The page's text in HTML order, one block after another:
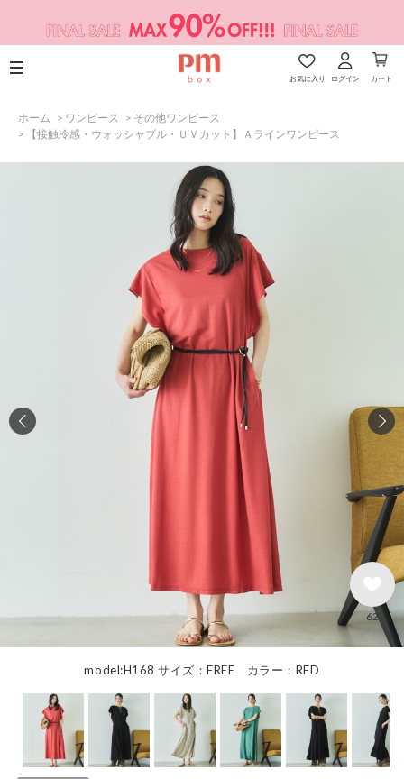
お気に入り ログイン カート
ホーム > ワンピース > その他ワンピース
>
【接触冷感・ウォッシャブル・ＵＶカット】Ａラインワンピース
model:H168 サイズ：FREE カラー：RED
62